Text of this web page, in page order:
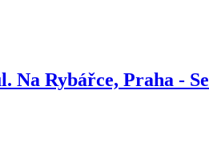
Na Rybářce, Praha -